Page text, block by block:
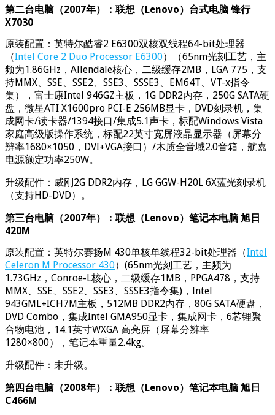
第二台电脑（2007年）：联想（Lenovo）台式电脑 锋行
X7030
原装配置：英特尔酷睿2 E6300双核双线程64-bit处理器
（Intel Core 2 Duo Processor E6300）（65nm光刻工艺，主
频为1.86GHz，Allendale核心，二级缓存2MB，LGA 775，支
持MMX、SSE、SSE2、SSE3、SSSE3、EM64T、VT-x指令
集），富士康Intel 946GZ主板，1G DDR2内存，250G SATA硬
盘，微星ATI X1600pro PCI-E 256MB显卡，DVD刻录机，集
成网卡/读卡器/1394接口/集成5.1声卡，标配Windows Vista
家庭高级版操作系统，标配22英寸宽屏液晶显示器（屏幕分
辨率1680×1050，DVI+VGA接口）/木质全音域2.0音箱，航嘉
电源额定功率250W。
升级配件：威刚2G DDR2内存，LG GGW-H20L 6X蓝光刻录机
（支持HD-DVD）。
第三台电脑（2007年）：联想（Lenovo）笔记本电脑 旭日
420M
原装配置：英特尔赛扬M 430单核单线程32-bit处理器（Intel
Celeron M Processor 430）(65nm光刻工艺，主频为
1.73GHz，Conroe-L核心，二级缓存1MB，PPGA478，支持
MMX、SSE、SSE2、SSE3、SSSE3指令集)，Intel
943GML+ICH7M主板，512MB DDR2内存，80G SATA硬盘，
DVD Combo，集成Intel GMA950显卡，集成网卡，6芯锂聚
合物电池，14.1英寸WXGA 高亮屏（屏幕分辨率
1280×800），笔记本重量2.4kg。
升级配件：未升级。
第四台电脑（2008年）：联想（Lenovo）笔记本电脑 旭日
C466M